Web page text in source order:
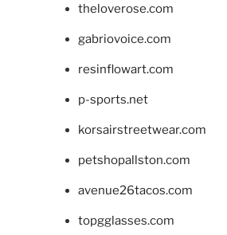
theloverose.com
gabriovoice.com
resinflowart.com
p-sports.net
korsairstreetwear.com
petshopallston.com
avenue26tacos.com
topgglasses.com